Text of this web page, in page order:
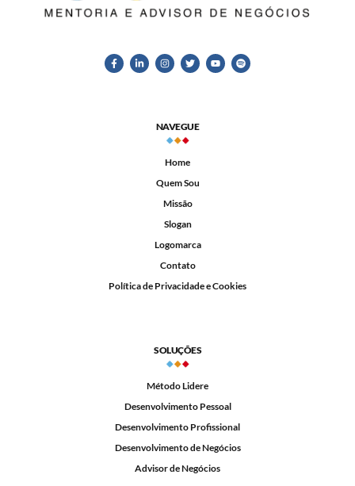
NAVEGUE
Home
Quem Sou
Missão
Slogan
Logomarca
Contato
Política de Privacidade e Cookies
SOLUÇÕES
Método Lidere
Desenvolvimento Pessoal
Desenvolvimento Profissional
Desenvolvimento de Negócios
Advisor de Negócios